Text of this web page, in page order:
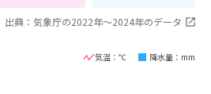
出典：気象庁の2022年〜2024年のデータ
気温：℃ 降水量：mm